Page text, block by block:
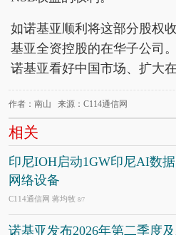
如诺基亚顺利将这部分股权
基亚全资控股的在华子公司
诺基亚看好中国市场、扩大
作者：南山 来源：C114通信网
相关
印尼IOH启动1GW印尼AI数
网络设备
C114通信网 蒋均牧 8/7
诺基亚发布2026年第二季度